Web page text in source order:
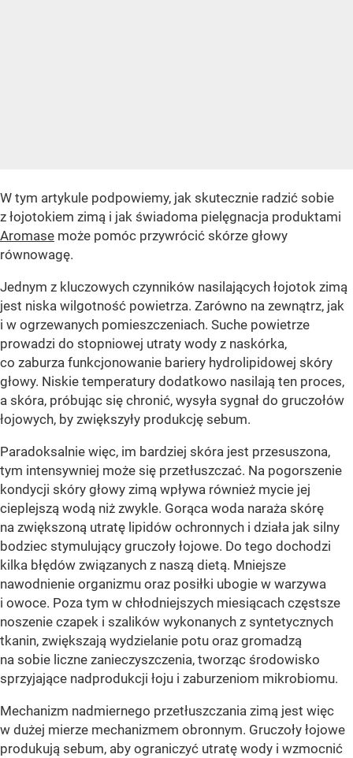
W tym artykule podpowiemy, jak skutecznie radzić sobie
z łojotokiem zimą i jak świadoma pielęgnacja produktami
Aromase może pomóc przywrócić skórze głowy
równowagę.
Jednym z kluczowych czynników nasilających łojotok zimą
jest niska wilgotność powietrza. Zarówno na zewnątrz, jak
i w ogrzewanych pomieszczeniach. Suche powietrze
prowadzi do stopniowej utraty wody z naskórka,
co zaburza funkcjonowanie bariery hydrolipidowej skóry
głowy. Niskie temperatury dodatkowo nasilają ten proces,
a skóra, próbując się chronić, wysyła sygnał do gruczołów
łojowych, by zwiększyły produkcję sebum.
Paradoksalnie więc, im bardziej skóra jest przesuszona,
tym intensywniej może się przetłuszczać. Na pogorszenie
kondycji skóry głowy zimą wpływa również mycie jej
cieplejszą wodą niż zwykle. Gorąca woda naraża skórę
na zwiększoną utratę lipidów ochronnych i działa jak silny
bodziec stymulujący gruczoły łojowe. Do tego dochodzi
kilka błędów związanych z naszą dietą. Mniejsze
nawodnienie organizmu oraz posiłki ubogie w warzywa
i owoce. Poza tym w chłodniejszych miesiącach częstsze
noszenie czapek i szalików wykonanych z syntetycznych
tkanin, zwiększają wydzielanie potu oraz gromadzą
na sobie liczne zanieczyszczenia, tworząc środowisko
sprzyjające nadprodukcji łoju i zaburzeniom mikrobiomu.
Mechanizm nadmiernego przetłuszczania zimą jest więc
w dużej mierze mechanizmem obronnym. Gruczoły łojowe
produkują sebum, aby ograniczyć utratę wody i wzmocnić